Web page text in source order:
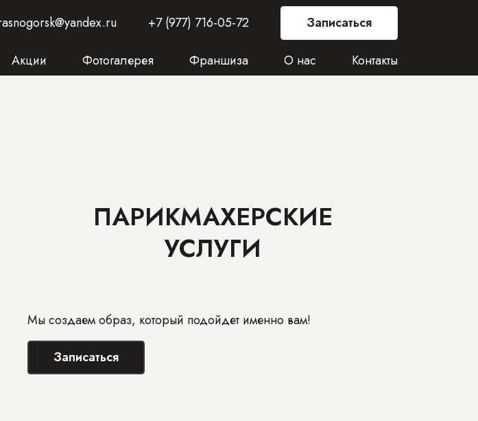
Акции Фотогалерея Франшиза О нас Контакты
+7 (977) 716-05-72 Записаться
ПАРИКМАХЕРСКИЕ
УСЛУГИ
Мы создаем образ, который подойдет именно вам!
Записаться